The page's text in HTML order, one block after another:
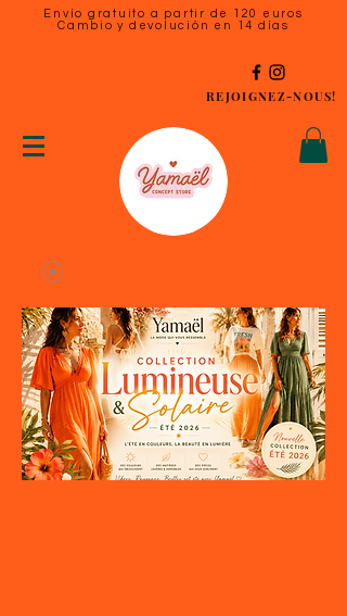
Envío gratuito a partir de 120 euros
Cambio y devolución en 14 días
REJOIGNEZ-NOUS!